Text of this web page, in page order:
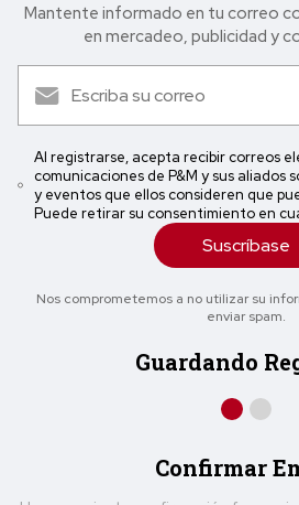
Mantente informado en tu correo
en mercadeo, publicidad y
Al registrarse, acepta recibir correos
comunicaciones de P&M y sus aliados
y eventos que ellos consideren que
Puede retirar su consentimiento en
Suscríbase
Nos comprometemos a no utilizar su
enviar spam.
Guardando
Confirmar